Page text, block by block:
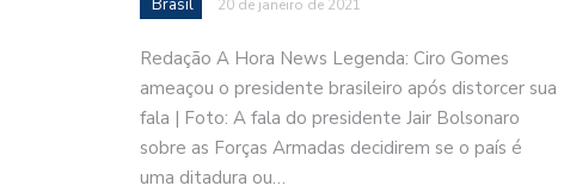
20 de janeiro de 2021
Redação A Hora News Legenda: Ciro Gomes
ameaçou o presidente brasileiro após distorcer sua
fala | Foto: A fala do presidente Jair Bolsonaro
sobre as Forças Armadas decidirem se o país é
uma ditadura ou…